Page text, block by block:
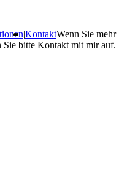
|KontaktWenn Sie mehr
Sie bitte Kontakt mit mir auf.